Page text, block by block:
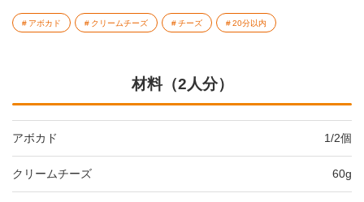
アボカド クリームチーズ チーズ 20分以内
材料（2人分）
アボカド 1/2個
クリームチーズ 60g